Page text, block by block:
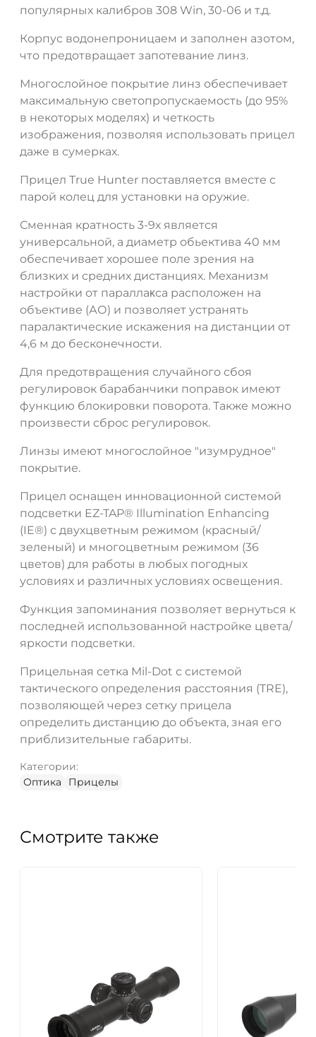
популярных калибров 308 Win, 30-06 и т.д.
Корпус водонепроницаем и заполнен азотом,
что предотвращает запотевание линз.
Многослойное покрытие линз обеспечивает
максимальную светопропускаемость (до 95%
в некоторых моделях) и четкость
изображения, позволяя использовать прицел
даже в сумерках.
Прицел True Hunter поставляется вместе с
парой колец для установки на оружие.
Сменная кратность 3-9х является
универсальной, а диаметр обьектива 40 мм
обеспечивает хорошее поле зрения на
близких и средних дистанциях. Механизм
настройки от пapaллaĸca расположен на
объективе (АО) и позволяет устранять
паралактические искажения на дистанции от
4,6 м до бесконечности.
Для предотвращения случайного сбоя
регулировок барабанчики поправок имеют
функцию блокировки поворота. Также можно
произвести сброс регулировок.
Линзы имеют многослойное "изумрудное"
покрытие.
Прицел оснащен инновационной системой
подсветки EZ-TAP® Illumination Enhancing
(IE®) с двухцветным режимом (красный/
зеленый) и многоцветным режимом (36
цветов) для работы в любых погодных
условиях и различных условиях освещения.
Функция запоминания позволяет вернуться к
последней использованной настройке цвета/
яркости подсветки.
Прицельная сетка Mil-Dot с системой
тактического определения расстояния (TRE),
позволяющей через сетку прицела
определить дистанцию до объекта, зная его
приблизительные габариты.
Категории:
Оптика
Прицелы
Смотрите также